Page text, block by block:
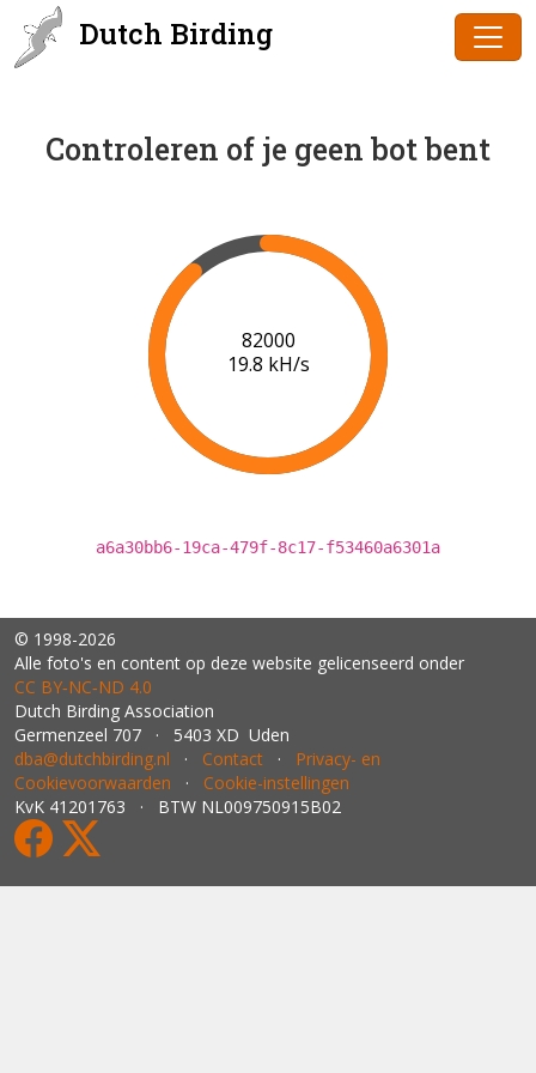
Dutch Birding
Controleren of je geen bot bent
84000
19.9 kH/s
a6a30bb6-19ca-479f-8c17-f53460a6301a
© 1998-2026
Alle foto's en content op deze website gelicenseerd onder
CC BY‑NC‑ND 4.0
Dutch Birding Association
Germenzeel 707 · 5403 XD Uden
dba@dutchbirding.nl · Contact · Privacy- en
Cookievoorwaarden · Cookie-instellingen
KvK 41201763 · BTW NL009750915B02